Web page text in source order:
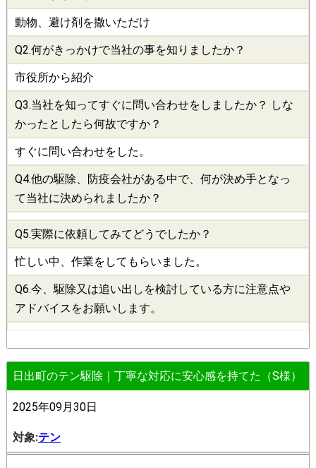
動物、避け剤を撒いただけ
Q2.何がきっかけで当社の事を知りましたか？
市役所から紹介
Q3.当社を知ってすぐに問い合わせをしましたか？ しな
かったとしたら何故ですか？
すぐに問い合わせをした。
Q4.他の駆除、 防疫会社がある中で、何が決め手となっ
て当社に決められましたか？
Q5.実際に依頼してみてどうでしたか？
忙しい中、作業をしてもらいました。
Q6.今、駆除又は追い出しを検討している方に注意点や
アドバイスをお願いします。
日出町のテン駆除｜丁寧な対応に安心感を持てた（S様）
2025年09月30日
対象:テン